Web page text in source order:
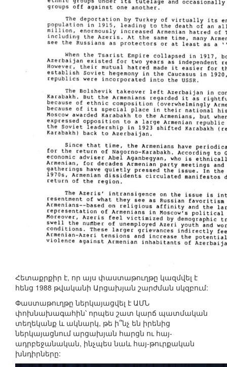
Հետաքրքիր է, որ այս փաստաթուղթը կազմվել է
հենց 1988 թվականի Արցախյան շարժման սկզբում:
Փաստաթուղթը ներկայացվել է ԱՄՆ
փոխնախագահին՝ որպես շատ կարճ պատմական
տեղեկանք և ակնարկ, թե ի՞նչ են իրենից
ներկայացնում արցախյան հարցն ու հայ-
ադրբեջանական, ինչպես նաև հայ-թուրքական
խնդիրները: